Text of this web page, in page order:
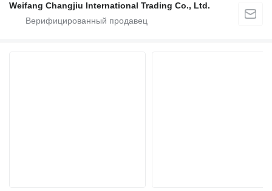
Weifang Changjiu International Trading Co., Ltd.